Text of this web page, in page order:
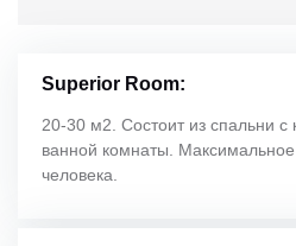
Superior Room:
20-30 м2. Состоит из спальни с
ванной комнаты.
человека.